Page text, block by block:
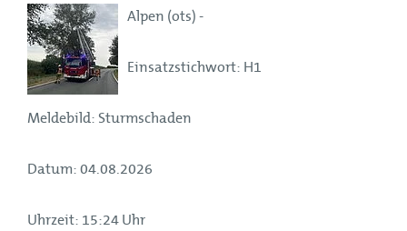
Alpen (ots) -
Einsatzstichwort: H1
Meldebild: Sturmschaden
Datum: 04.08.2026
Uhrzeit: 15:24 Uhr